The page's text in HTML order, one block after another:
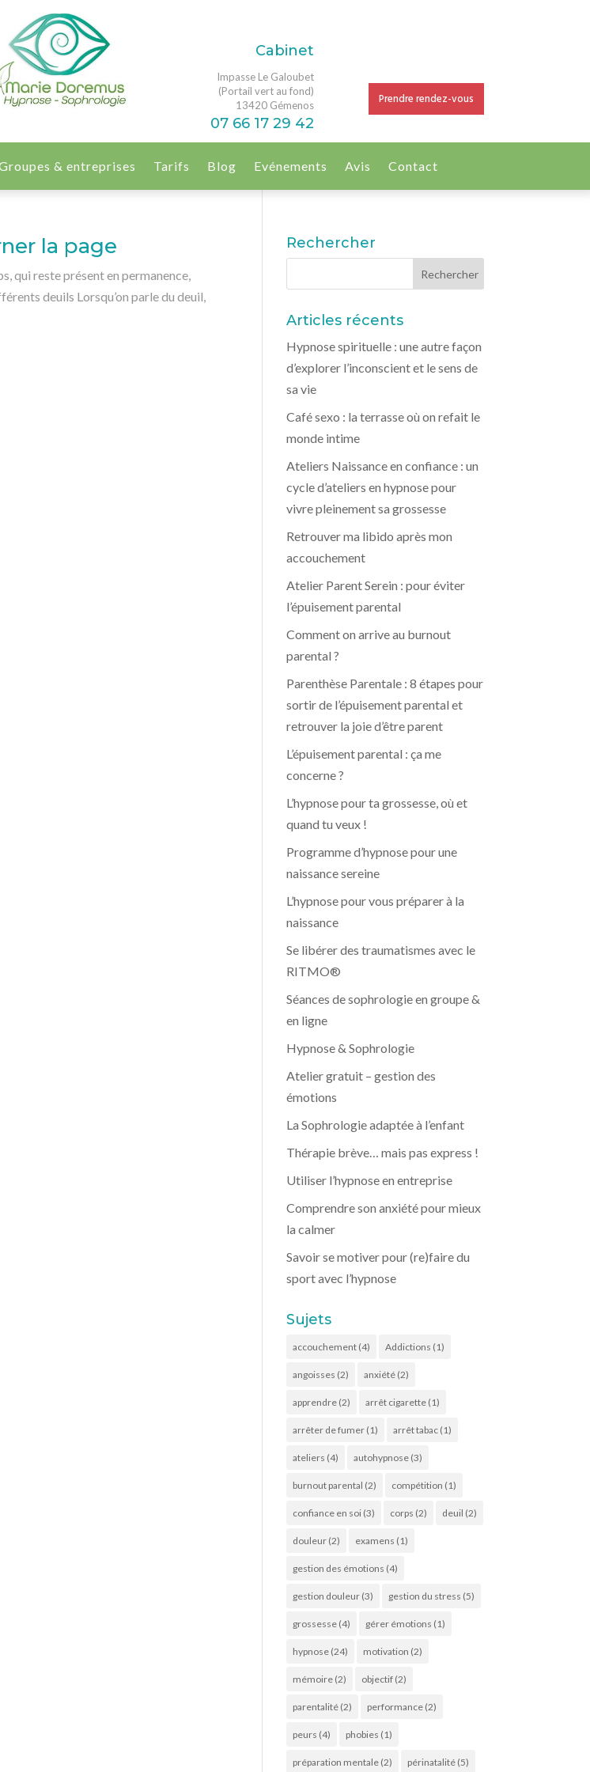
Cabinet
Impasse Le Galoubet
(Portail vert au fond)
13420 Gémenos
07 66 17 29 42
Prendre rendez-vous
& entreprises Tarifs Blog Evénements Avis Contact
la page
qui reste présent en permanence,
deuils Lorsqu’on parle du deuil,
Rechercher
Articles récents
Hypnose spirituelle : une autre façon
d’explorer l’inconscient et le sens de
sa vie
Café sexo : la terrasse où on refait le
monde intime
Ateliers Naissance en confiance : un
cycle d’ateliers en hypnose pour
vivre pleinement sa grossesse
Retrouver ma libido après mon
accouchement
Atelier Parent Serein : pour éviter
l’épuisement parental
Comment on arrive au burnout
parental ?
Parenthèse Parentale : 8 étapes pour
sortir de l’épuisement parental et
retrouver la joie d’être parent
L’épuisement parental : ça me
concerne ?
L’hypnose pour ta grossesse, où et
quand tu veux !
Programme d’hypnose pour une
naissance sereine
L’hypnose pour vous préparer à la
naissance
Se libérer des traumatismes avec le
RITMO®
Séances de sophrologie en groupe &
en ligne
Hypnose & Sophrologie
Atelier gratuit – gestion des
émotions
La Sophrologie adaptée à l’enfant
Thérapie brève… mais pas express !
Utiliser l’hypnose en entreprise
Comprendre son anxiété pour mieux
la calmer
Savoir se motiver pour (re)faire du
sport avec l’hypnose
Sujets
accouchement (4) Addictions (1)
angoisses (2) anxiété (2)
apprendre (2) arrêt cigarette (1)
arrêter de fumer (1) arrêt tabac (1)
ateliers (4) autohypnose (3)
burnout parental (2) compétition (1)
confiance en soi (3) corps (2) deuil (2)
douleur (2) examens (1)
gestion des émotions (4)
gestion douleur (3) gestion du stress (5)
grossesse (4) gérer émotions (1)
hypnose (24) motivation (2)
mémoire (2) objectif (2)
parentalité (2) performance (2)
peurs (4) phobies (1)
préparation mentale (2) périnatalité (5)